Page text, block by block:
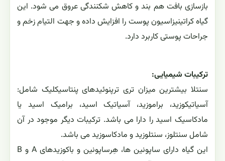
بازسازی بافت هم بند و کاهش شکنندگی عروق می شود. این
گیاه کراتینیزاسیون پوست را افزایش داده و جهت التیام زخم و
جراحات پوستی کاربرد دارد.
ترکیبات شیمیایی:
سنتلا بیشترین میزان تری ترپنوئیدهای پنتاسیکلیک شامل:
آسیاتیکوزید، براموزید، آسیاتیک اسید، برامیک اسید یا
مادکاسیک اسید را دارا می باشد. ترکیبات دیگر موجود در آن
شامل سنتلوز، سنتلوزید و مادکاسوزید می باشد.
این گیاه دارای ساپونین ها، هِرساپونین و باکوزیدهای A و B